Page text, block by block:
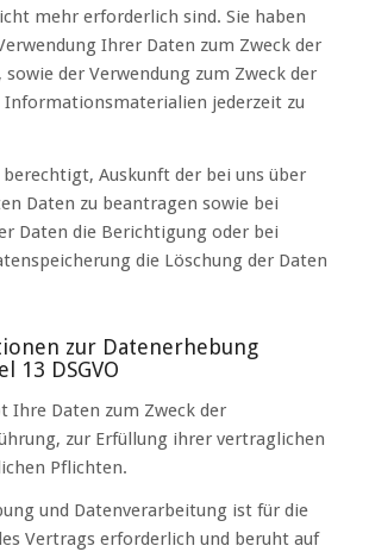
mehr erforderlich sind. Sie haben
Ihrer Daten zum Zweck der
der Verwendung zum Zweck der
Informationsmaterialien jederzeit zu
berechtigt, Auskunft der bei uns über
Daten zu beantragen sowie bei
Daten die Berichtigung oder bei
die Löschung der Daten
zur Datenerhebung
13 DSGVO
Ihre Daten zum Zweck der
zur Erfüllung ihrer vertraglichen
Pflichten.
und Datenverarbeitung ist für die
Vertrags erforderlich und beruht auf